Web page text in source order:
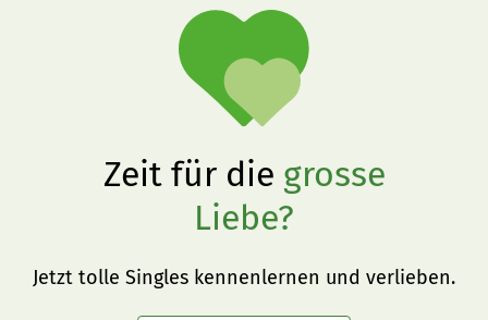
Zeit für die grosse
Liebe?
Jetzt tolle Singles kennenlernen und verlieben.